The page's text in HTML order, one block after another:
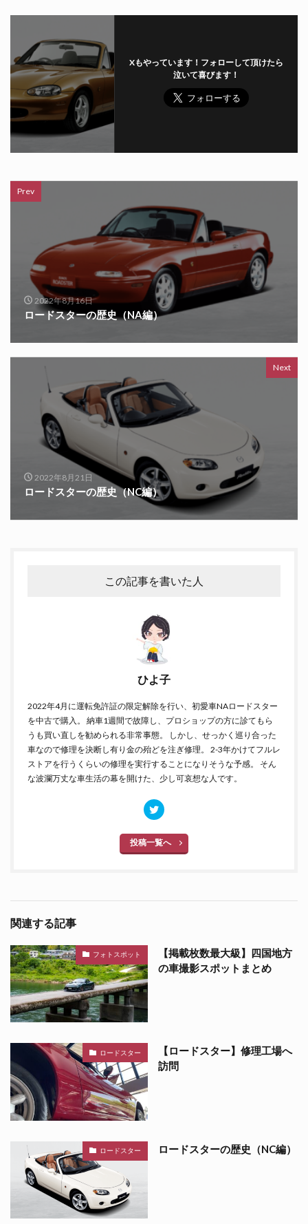
Xもやっています！フォローして頂けたら
泣いて喜びます！
Prev
2022年8月16日
ロードスターの歴史（NA編）
Next
2022年8月21日
ロードスターの歴史（NC編）
この記事を書いた人
ひよ子
2022年4月に運転免許証の限定解除を行い、初愛車NAロードスター
を中古で購入。 納車1週間で故障し、プロショップの方に診てもら
うも買い直しを勧められる非常事態。 しかし、せっかく巡り合った
車なので修理を決断し有り金の殆どを注ぎ修理。 2-3年かけてフルレ
ストアを行うくらいの修理を実行することになりそうな予感。 そん
な波瀾万丈な車生活の幕を開けた、少し可哀想な人です。
投稿一覧へ
関連する記事
フォトスポット
【掲載枚数最大級】四国地方
の車撮影スポットまとめ
ロードスター
【ロードスター】修理工場へ
訪問
ロードスター ロードスターの歴史（NC編）